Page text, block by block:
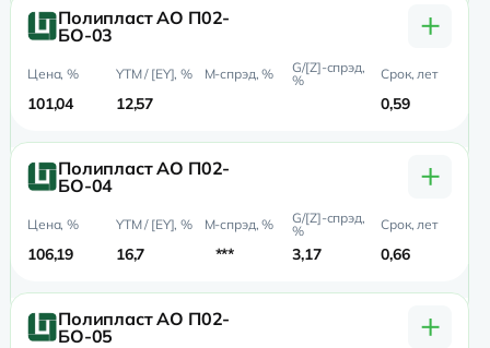
Полипласт АО П02-
БО-03
+
101,04 12,57 0,59
Полипласт АО П02-
БО-04
+
106,19 16,7 *** 3,17 0,66
Полипласт АО П02-
БО-05
+